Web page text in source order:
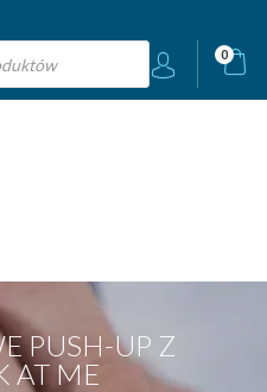
0
PUSH-UP Z
AT ME